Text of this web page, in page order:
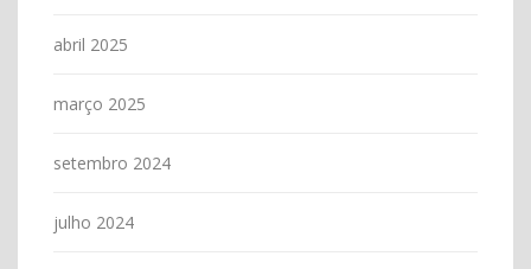
abril 2025
março 2025
setembro 2024
julho 2024